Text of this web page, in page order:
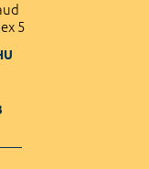
5